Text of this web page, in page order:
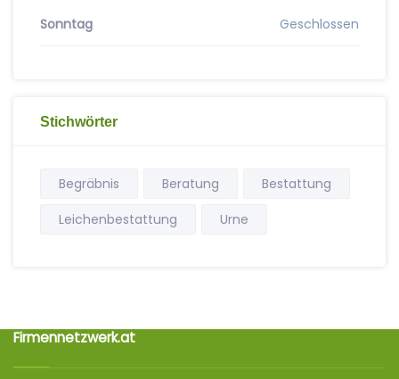
Sonntag Geschlossen
Stichwörter
Begräbnis Beratung
Bestattung
Leichenbestattung
Urne
Firmennetzwerk.at